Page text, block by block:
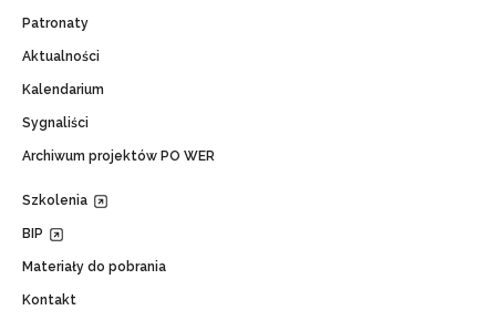
Patronaty
Aktualności
Kalendarium
Sygnaliści
Archiwum projektów PO WER
Szkolenia
BIP
Materiały do pobrania
Kontakt